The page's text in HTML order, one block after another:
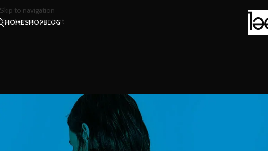
Skip to navigation
Skip to main content
HOMESHOPBLOG